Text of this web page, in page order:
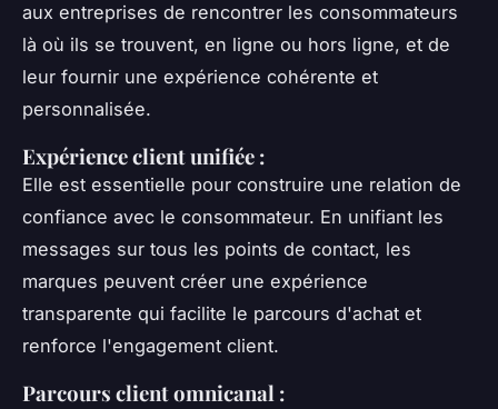
aux entreprises de rencontrer les consommateurs
là où ils se trouvent, en ligne ou hors ligne, et de
leur fournir une expérience cohérente et
personnalisée.
Expérience client unifiée :
Elle est essentielle pour construire une relation de
confiance avec le consommateur. En unifiant les
messages sur tous les points de contact, les
marques peuvent créer une expérience
transparente qui facilite le parcours d'achat et
renforce l'engagement client.
Parcours client omnicanal :